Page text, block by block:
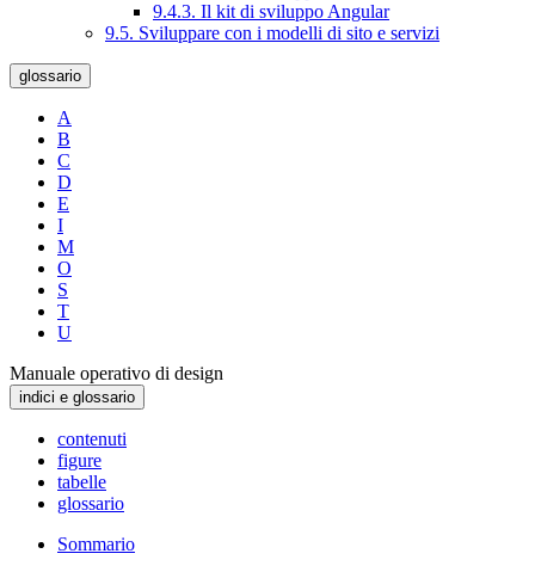
9.4.3. Il kit di sviluppo Angular
9.5. Sviluppare con i modelli di sito e servizi
glossario
A
B
C
D
E
I
M
O
S
T
U
Manuale operativo di design
indici e glossario
contenuti
figure
tabelle
glossario
Sommario